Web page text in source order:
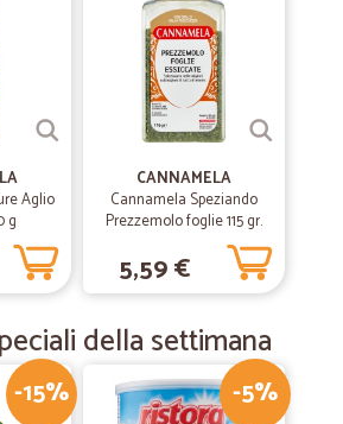
Aglio
g
CANNAMELA
Cannamela Speziando
Prezzemolo foglie 115 gr.
5,59 €
della settimana
-15% -5%